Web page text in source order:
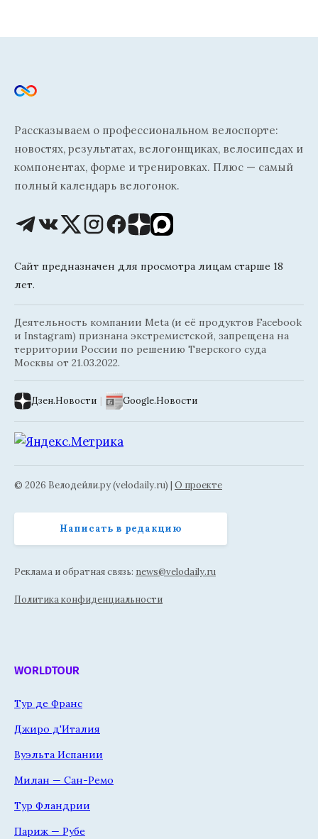
Рассказываем о профессиональном велоспорте:
новостях, результатах, велогонщиках, велосипедах и
компонентах, форме и тренировках. Плюс — самый
полный календарь велогонок.
Сайт предназначен для просмотра лицам старше 18
лет.
Деятельность компании Meta (и её продуктов Facebook
и Instagram) признана экстремистской, запрещена на
территории России по решению Тверского суда
Москвы от 21.03.2022.
Дзен.Новости | Google.Новости
© 2026 Велодейли.ру (velodaily.ru) | О проекте
Написать в редакцию
Реклама и обратная связь: news@velodaily.ru
Политика конфиденциальности
WORLDTOUR
Тур де Франс
Джиро д'Италия
Вуэльта Испании
Милан — Сан-Ремо
Тур Фландрии
Париж — Рубе